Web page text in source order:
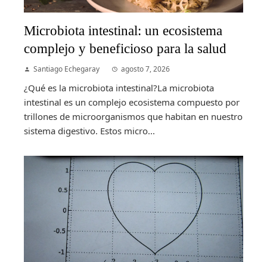
Microbiota intestinal: un ecosistema
complejo y beneficioso para la salud
Santiago Echegaray agosto 7, 2026
¿Qué es la microbiota intestinal?La microbiota
intestinal es un complejo ecosistema compuesto por
trillones de microorganismos que habitan en nuestro
sistema digestivo. Estos micro...